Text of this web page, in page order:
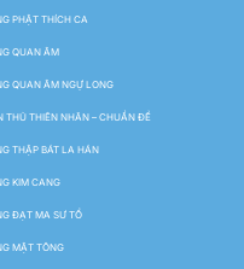
PHẬT THÍCH CA
QUAN ÂM
QUAN ÂM NGỰ LONG
THỦ THIÊN NHÃN – CHUẨN ĐỀ
THẬP BÁT LA HÁN
KIM CANG
ĐẠT MA SƯ TỔ
MẬT TÔNG